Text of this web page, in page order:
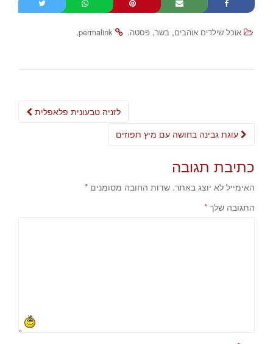
אוכל שילדים אוהבים, בשר, פסטה.
permalink
.
Post
לזניה טבעונית פלאפלית
כתיבת תגובה
האימייל לא יוצג באתר. שדות החובה מסומנים *
התגובה שלך *